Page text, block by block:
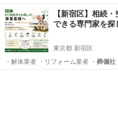
勧誘はありま…
愛知 知多郡 葬儀 納骨堂
【新宿区】相続
できる専門家を探
東京都 新宿区
・解体業者 ・リフォーム業者 ・ 葬儀社
相続…